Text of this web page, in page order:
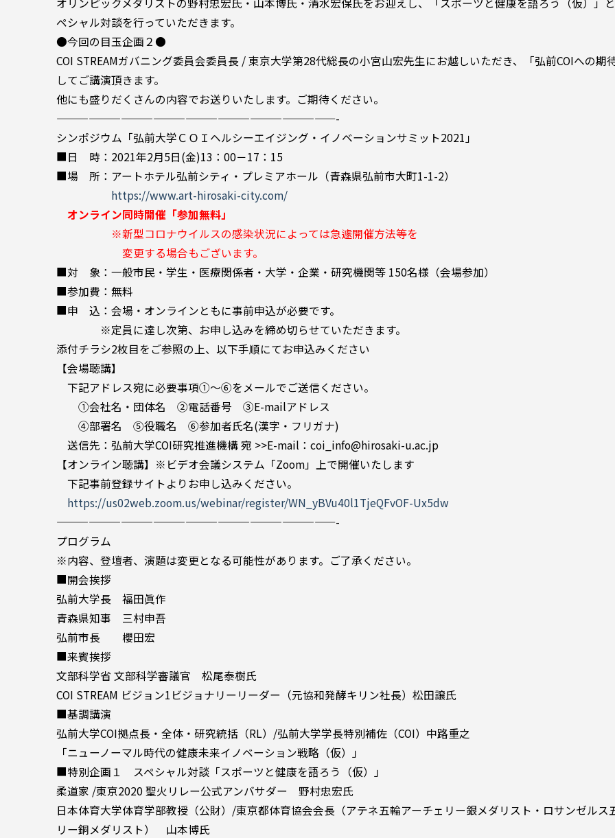
ペシャル対談を行っていただきます。
●今回の目玉企画２●
COI STREAMガバニング委員会委員長 / 東京大学第28代総長の小宮山宏先生にお越しいただき、「弘前COIへの期
してご講演頂きます。
他にも盛りだくさんの内容でお送りいたします。ご期待ください。
——————————————————————————-
シンポジウム「弘前大学ＣＯＩヘルシーエイジング・イノベーションサミット2021」
■日 時：2021年2月5日(金)13：00－17：15
■場 所：アートホテル弘前シティ・プレミアホール（青森県弘前市大町1-1-2）
https://www.art-hirosaki-city.com/
オンライン同時開催「参加無料」
※新型コロナウイルスの感染状況によっては急遽開催方法等を
変更する場合もございます。
■対 象：一般市民・学生・医療関係者・大学・企業・研究機関等 150名様（会場参加）
■参加費：無料
■申 込：会場・オンラインともに事前申込が必要です。
※定員に達し次第、お申し込みを締め切らせていただきます。
添付チラシ2枚目をご参照の上、以下手順にてお申込みください
【会場聴講】
下記アドレス宛に必要事項①～⑥をメールでご送信ください。
①会社名・団体名 ②電話番号 ③E-mailアドレス
④部署名 ⑤役職名 ⑥参加者氏名(漢字・フリガナ)
送信先：弘前大学COI研究推進機構 宛 >>E-mail：coi_info@hirosaki-u.ac.jp
【オンライン聴講】※ビデオ会議システム「Zoom」上で開催いたします
下記事前登録サイトよりお申し込みください。
https://us02web.zoom.us/webinar/register/WN_yBVu40l1TjeQFvOF-Ux5dw
——————————————————————————-
プログラム
※内容、登壇者、演題は変更となる可能性があります。ご了承ください。
■開会挨拶
弘前大学長 福田眞作
青森県知事 三村申吾
弘前市長 櫻田宏
■来賓挨拶
文部科学省 文部科学審議官 松尾泰樹氏
COI STREAM ビジョン1ビジョナリーリーダー（元協和発酵キリン社長）松田譲氏
■基調講演
弘前大学COI拠点長・全体・研究統括（RL）/弘前大学学長特別補佐（COI）中路重之
「ニューノーマル時代の健康未来イノベーション戦略（仮）」
■特別企画１ スペシャル対談「スポーツと健康を語ろう（仮）」
柔道家 /東京2020 聖火リレー公式アンバサダー 野村忠宏氏
日本体育大学体育学部教授（公財）/東京都体育協会会長（アテネ五輪アーチェリー銀メダリスト・ロサンゼルス
リー銅メダリスト） 山本博氏